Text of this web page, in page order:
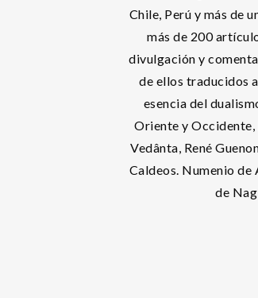
Chile, Perú y más de
más de 200
divulgación y
de ellos traducidos
esencia del
Oriente y
Vedânta, René
Caldeos. Numenio
de